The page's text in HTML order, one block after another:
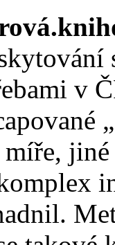
v
míře,